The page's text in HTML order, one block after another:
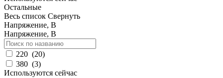
Остальные
Весь список Свернуть
Напряжение, В
Напряжение, В
220 (20)
380 (3)
Используются сейчас